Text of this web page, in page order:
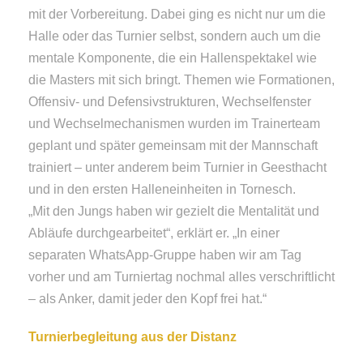
mit der Vorbereitung. Dabei ging es nicht nur um die
Halle oder das Turnier selbst, sondern auch um die
mentale Komponente, die ein Hallenspektakel wie
die Masters mit sich bringt. Themen wie Formationen,
Offensiv- und Defensivstrukturen, Wechselfenster
und Wechselmechanismen wurden im Trainerteam
geplant und später gemeinsam mit der Mannschaft
trainiert – unter anderem beim Turnier in Geesthacht
und in den ersten Halleneinheiten in Tornesch.
„Mit den Jungs haben wir gezielt die Mentalität und
Abläufe durchgearbeitet“, erklärt er. „In einer
separaten WhatsApp-Gruppe haben wir am Tag
vorher und am Turniertag nochmal alles verschriftlicht
– als Anker, damit jeder den Kopf frei hat.“
Turnierbegleitung aus der Distanz